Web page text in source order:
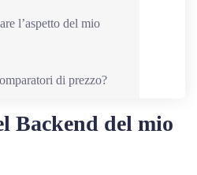
l’aspetto del mio
di prezzo?
Backend del mio